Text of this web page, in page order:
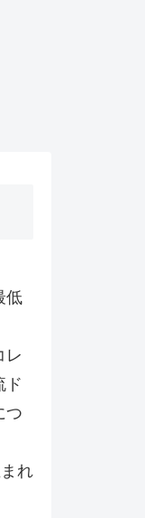
低
レ
ド
つ
れ